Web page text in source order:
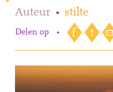
Auteur • stilte
Delen op •